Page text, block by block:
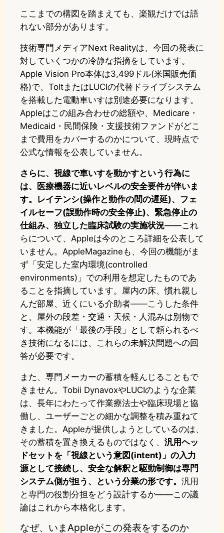
ここまでの構図を踏まえても、楽観だけでは語
れない部分があります。
技術専門メディアNext Realityは、今回の発表に
対していくつかの冷静な指摘をしています。
Apple Vision Pro本体は3,499ドル(米国販売価
格)で、ToltまたはLUCIの代替ドライブシステム
を搭載した電動車いすは別途必要になります。
Appleはこの組み合わせの総額や、Medicare・
Medicaid・民間保険・支援技術ファンドがどこ
まで費用をカバーするのかについて、現時点で
公式な情報を公表していません。
さらに、視線で車いすを動かすという行為に
は、医療機器に近いレベルの安全要件が伴いま
す。レイテンシ(操作と動作の間の遅延)、フェ
イルセーフ(誤動作時の安全停止)、緊急停止の
仕組み、独立した臨床試験の実施状況——これ
らについて、Appleは今のところ詳細を公表して
いません。AppleMagazineも、今回の機能がま
ず「安定した室内環境(controlled
environments)」での利用を想定したものであ
ることを指摘しています。屋内の床、慣れ親し
んだ部屋、近くにいる介助者——こうした条件
と、屋外の段差・交通・天候・人混みは別物で
す。本機能が「最後の手段」として頼られるべ
き技術になるには、これらの未解決問題への回
答が必要です。
また、専門メーカーの蓄積を軽んじることもで
きません。Tobii DynavoxやLUCIのような企業
は、長年にわたって作業療法士や臨床現場と協
働し、ユーザーごとの細かな調整を積み重ねて
きました。Appleが提供しようとしているのは、
その蓄積を置き換えるものではなく、 汎用ヘッ
ドセットを「視線という意図(intent)」の入力
源として接続し、安全な解釈と駆動制御は専門
システム側が担う、という分業の形です。 汎用
と専門の役割分担をどう設計するか——この議
論はこれから本格化します。
なぜ、いまAppleがこの発表をするのか